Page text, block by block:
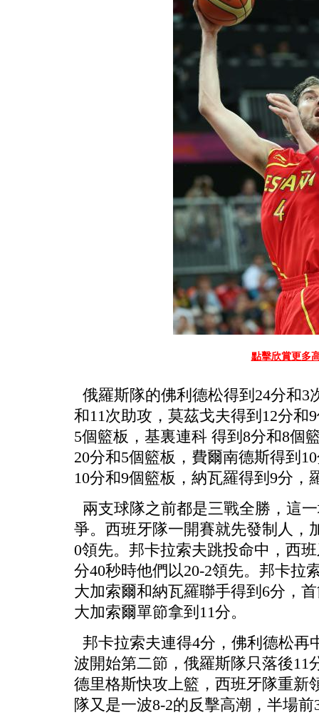
點擊欣賞更多
俄羅斯隊的佛利德松得到24分和3
和11次助攻，莫茲戈夫得到12分和
5個籃板，基裏連科 得到8分和8個
20分和5個籃板，費爾南德斯得到
10分和9個籃板，納瓦羅得到9分，
兩支球隊之前都是三戰全勝，這
爭。西班牙隊一開賽就先發制人，
0領先。邦卡拉索夫跳投命中，西
分40秒時他們以20-2領先。邦卡拉
大加索爾和納瓦羅聯手得到6分，
大加索爾單節拿到11分。
邦卡拉索夫連得4分，佛利德松再
波開始第二節，俄羅斯隊只落後11
德里格斯快攻上籃，西班牙隊重新
隊又是一波8-2的反擊高潮，半場